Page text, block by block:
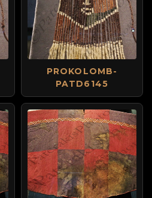
PROKOLOMB-
PATD6145